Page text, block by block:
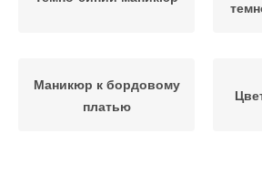
Маникюр к бордовому
платью